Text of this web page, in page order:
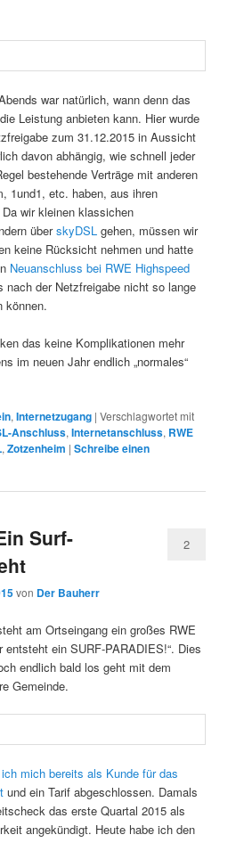
war natürlich, wann denn das
Leistung anbieten kann. Hier wurde
zum 31.12.2015 in Aussicht
davon abhängig, wie schnell jeder
bestehende Verträge mit anderen
1und1, etc. haben, aus ihren
wir kleinen klassichen
überskyDSL gehen, müssen wir
keine Rücksicht nehmen und hatte
Neuanschluss bei RWE Highspeed
der Netzfreigabe nicht so lange
können.
das keine Komplikationen mehr
im neuen Jahr endlich „normales“
,Internetzugang |Verschlagwortet mit
Anschluss,Internetanschluss, RWE
,Zotzenheim |Schreibe einen
Surf-
von Der Bauherr
2
am Ortseingang ein großes RWE
entsteht ein SURF-PARADIES!“. Dies
endlich bald los geht mit dem
Gemeinde.
mich bereits als Kunde für das
und ein Tarif abgeschlossen. Damals
das erste Quartal 2015 als
angekündigt. Heute habe ich den